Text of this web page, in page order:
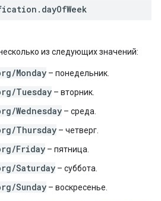
. dayOfWeek
из следующих значений:
Monday – понедельник.
Tuesday – вторник.
Wednesday – среда.
Thursday – четверг.
Friday – пятница.
Saturday – суббота.
Sunday – воскресенье.